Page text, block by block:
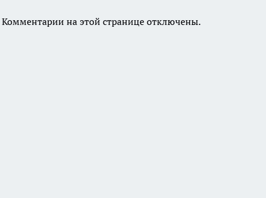
Комментарии на этой странице отключены.